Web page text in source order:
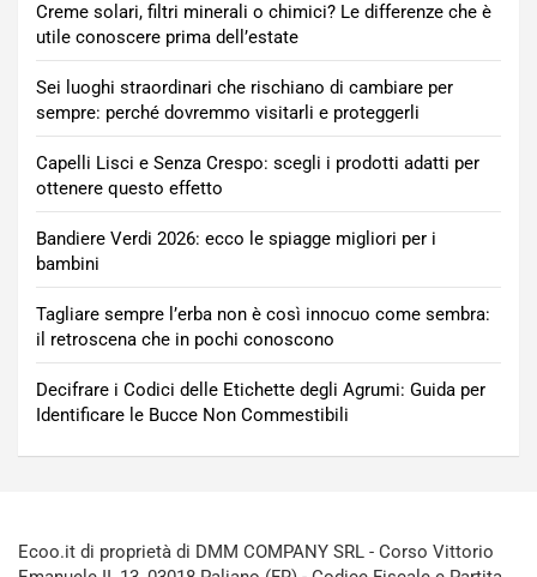
Creme solari, filtri minerali o chimici? Le differenze che è
utile conoscere prima dell’estate
Sei luoghi straordinari che rischiano di cambiare per
sempre: perché dovremmo visitarli e proteggerli
Capelli Lisci e Senza Crespo: scegli i prodotti adatti per
ottenere questo effetto
Bandiere Verdi 2026: ecco le spiagge migliori per i
bambini
Tagliare sempre l’erba non è così innocuo come sembra:
il retroscena che in pochi conoscono
Decifrare i Codici delle Etichette degli Agrumi: Guida per
Identificare le Bucce Non Commestibili
Ecoo.it di proprietà di DMM COMPANY SRL - Corso Vittorio